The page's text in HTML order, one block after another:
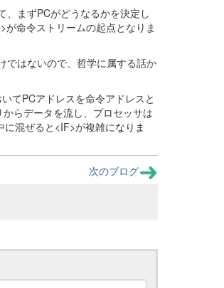
、まずPCがどうなるかを決定し
命令ストリームの起点となりま
ではないので、哲学に属する話か
てPCアドレスを命令アドレスと
らデータを流し、プロセッサは
混ぜると<IF>が複雑になりま
次のブログ